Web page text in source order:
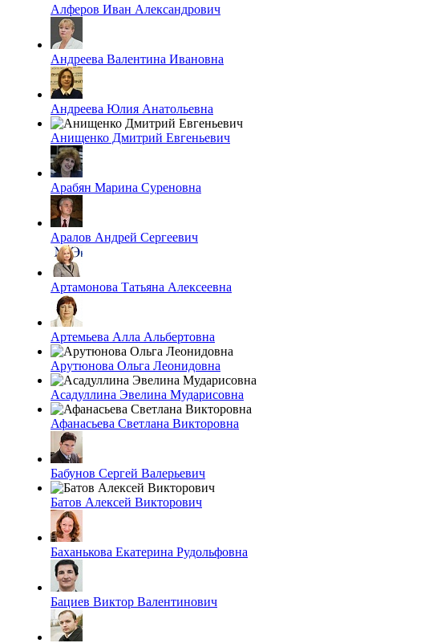
Алферов Иван Александрович
Андреева Валентина Ивановна
Андреева Юлия Анатольевна
Анищенко Дмитрий Евгеньевич
Арабян Марина Суреновна
Аралов Андрей Сергеевич
Артамонова Татьяна Алексеевна
Артемьева Алла Альбертовна
Арутюнова Ольга Леонидовна
Асадуллина Эвелина Мударисовна
Афанасьева Светлана Викторовна
Бабунов Сергей Валерьевич
Батов Алексей Викторович
Баханькова Екатерина Рудольфовна
Бациев Виктор Валентинович